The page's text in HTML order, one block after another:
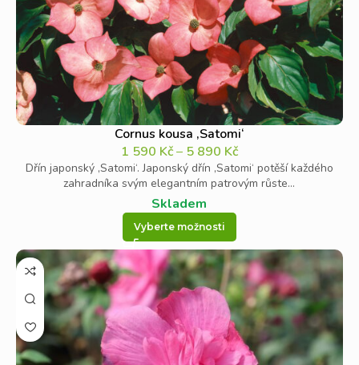
Cornus kousa ‚Satomi‘
1 590 Kč– 5 890 Kč
Dřín japonský ‚Satomi‘. Japonský dřín ‚Satomi‘ potěší každého
zahradníka svým elegantním patrovým růste...
Skladem
Vyberte možnosti